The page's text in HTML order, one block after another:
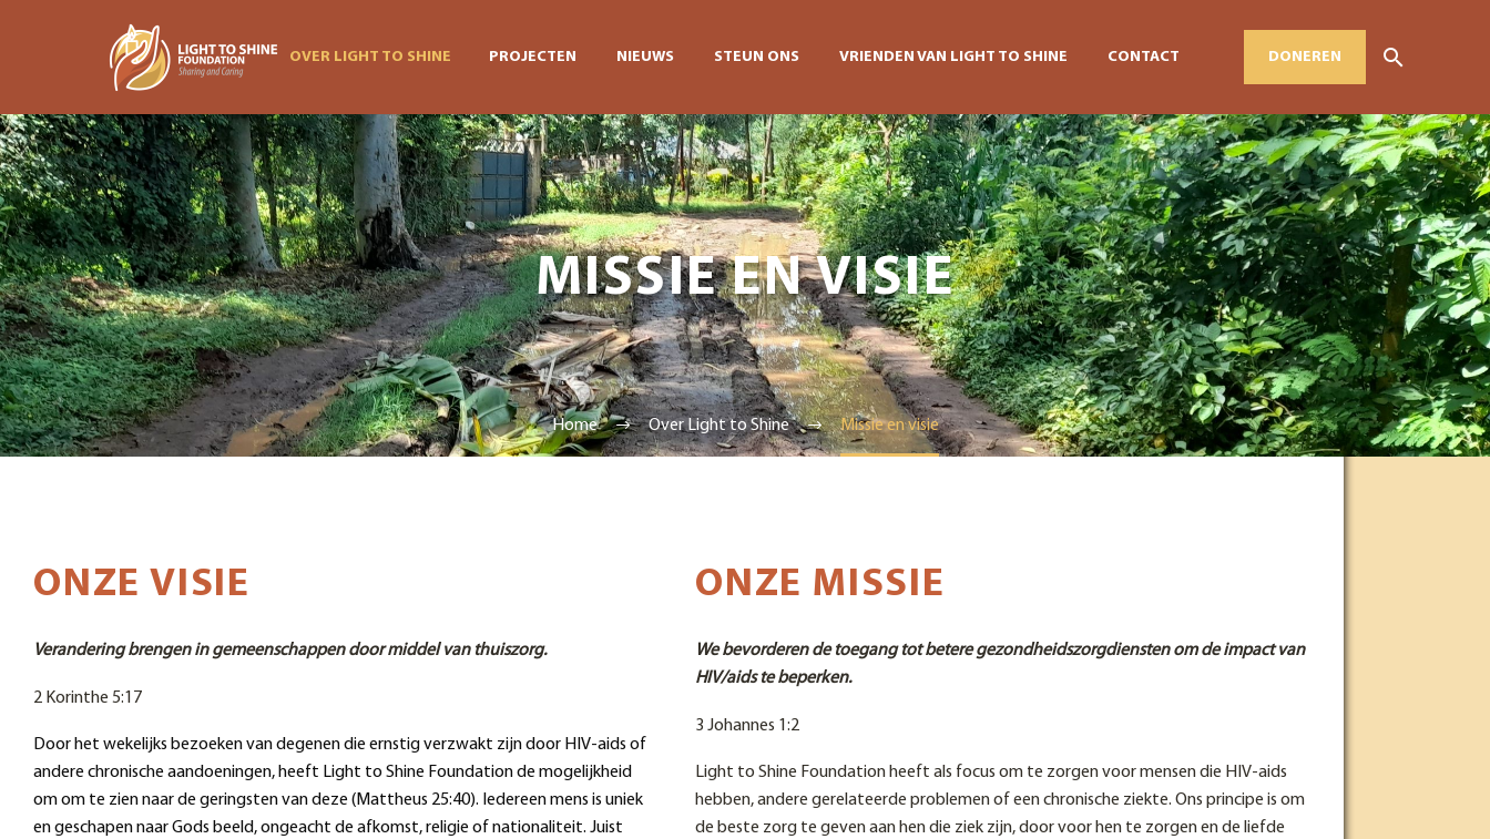
OVER LIGHT TO SHINE PROJECTEN NIEUWS STEUN ONS VRIENDEN VAN LIGHT TO SHINE CONTACT DONEREN
MISSIE EN VISIE
Home Over Light to Shine Missie en visie
ONZE VISIE
Verandering brengen in gemeenschappen door middel van thuiszorg.
2 Korinthe 5:17
Door het wekelijks bezoeken van degenen die ernstig verzwakt zijn door HIV-aids of
andere chronische aandoeningen, heeft Light to Shine Foundation de mogelijkheid
om om te zien naar de geringsten van deze (Mattheus 25:40). Iedereen mens is uniek
en geschapen naar Gods beeld, ongeacht de afkomst, religie of nationaliteit. Juist
ONZE MISSIE
We bevorderen de toegang tot betere gezondheidszorgdiensten om de impact van
HIV/aids te beperken.
3 Johannes 1:2
Light to Shine Foundation heeft als focus om te zorgen voor mensen die HIV-aids
hebben, andere gerelateerde problemen of een chronische ziekte. Ons principe is om
de beste zorg te geven aan hen die ziek zijn, door voor hen te zorgen en de liefde